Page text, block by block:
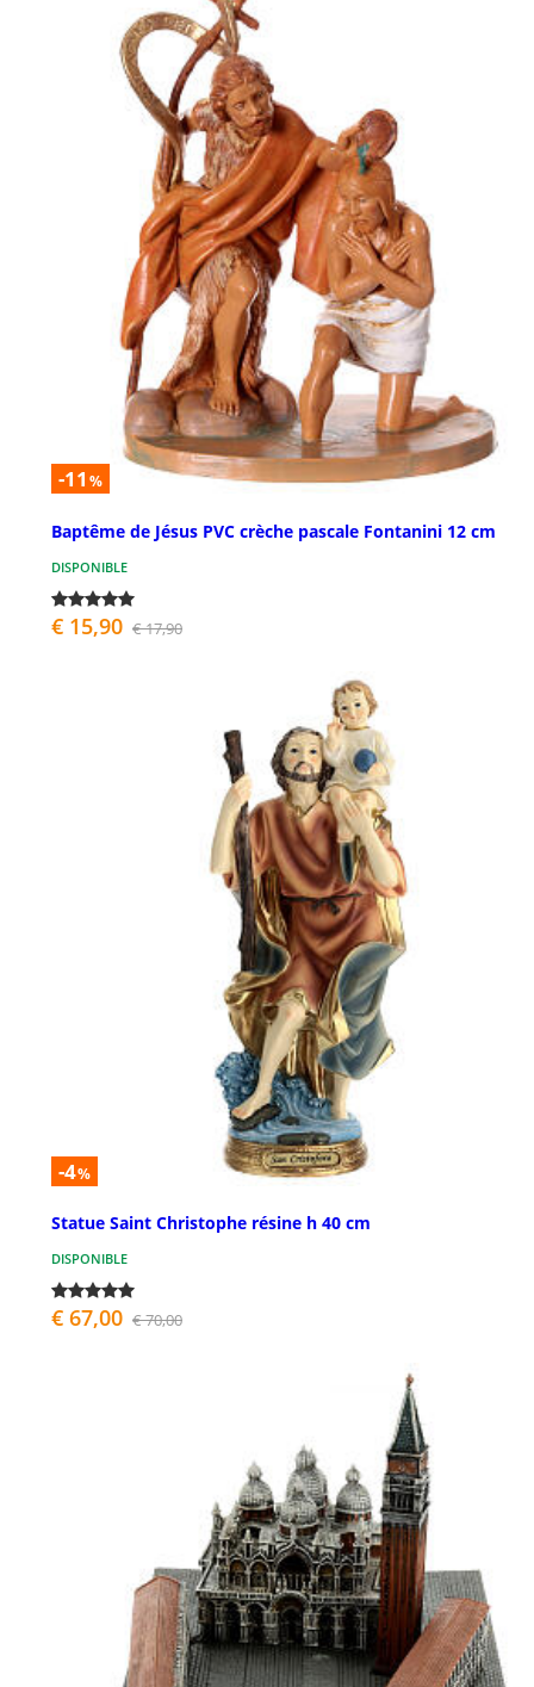
-11 %
Baptême de Jésus PVC crèche pascale Fontanini 12 cm
DISPONIBLE
€ 15,90 € 17,90
-4%
Statue Saint Christophe résine h 40 cm
DISPONIBLE
€ 67,00 € 70,00